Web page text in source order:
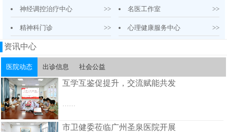
神经调控治疗中心 >> 名医工作室 >>
精神科门诊 >> 心理健康服务中心 >>
资讯中心
医院动态 出诊信息 社会公益
互学互鉴促提升，交流赋能共发
……
市卫健委莅临广州圣泉医院开展